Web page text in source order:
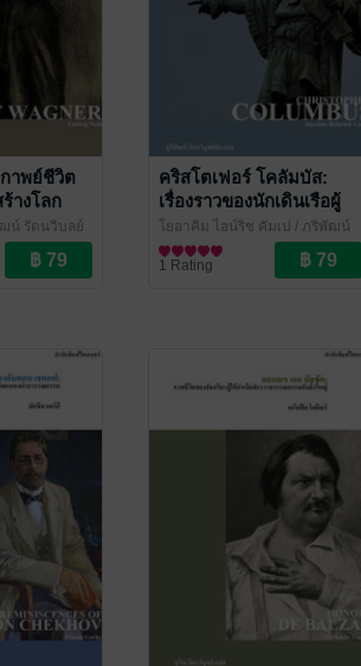
าพย์ชีวิต
างโลก
of
น์ รัตนวิบูลย์
คริสโตเฟอร์ โคลัมบัส:
เรื่องราวของนักเดินเรือผู้
เปิดประตูสู่โลกใหม่
(Christopher Columbus)
โยอาคิม ไฮน์ริช คัมเป / ภูริพัฒน์
รัตนวิบูลย์ชัย แปล
/ ไศเลนทร์
ชีวประวัติ
1 Rating